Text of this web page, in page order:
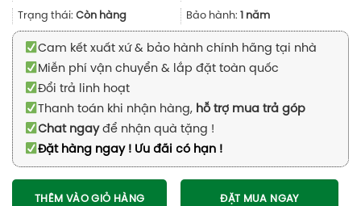
Trạng thái: Còn hàng Bảo hành: 1 năm
Cam kết xuất xứ & bảo hành chính hãng tại nhà
Miễn phí vận chuyển & lắp đặt toàn quốc
Đổi trả linh hoạt
Thanh toán khi nhận hàng, hỗ trợ mua trả góp
Chat ngayđể nhận quà tặng !
Đặt hàng ngay ! Ưu đãi có hạn !
THÊM VÀO GIỎ HÀNG ĐẶT MUA NGAY